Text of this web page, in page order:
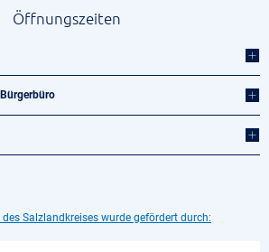
Öffnungszeiten
des Salzlandkreises wurde gefördert durch: